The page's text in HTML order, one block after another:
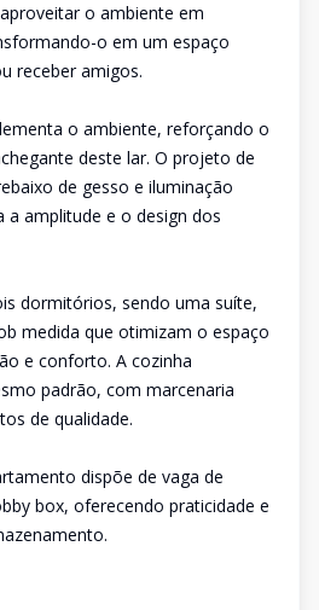
o ambiente em
o em um espaço
receber amigos.
o ambiente, reforçando o
deste lar. O projeto de
de gesso e iluminação
a amplitude e o design dos
dormitórios, sendo uma suíte,
medida que otimizam o espaço
e conforto. A cozinha
padrão, com marcenaria
de qualidade.
dispõe de vaga de
box, oferecendo praticidade e